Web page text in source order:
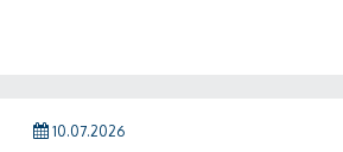
10.07.2026